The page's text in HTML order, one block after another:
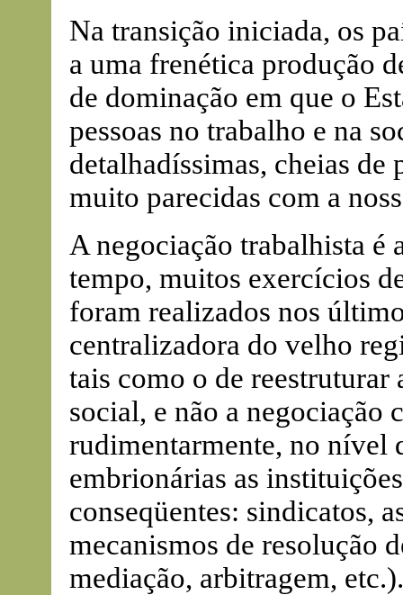
Na transição iniciada, os
a uma frenética produção
de dominação em que o
pessoas no trabalho e na
detalhadíssimas, cheias
muito parecidas com a
A negociação trabalhista é
tempo, muitos exercícios
foram realizados nos
centralizadora do velho
tais como o de
social, e não a negociação
rudimentarmente, no nível
embrionárias as
conseqüentes: sindicatos,
mecanismos de resolução
mediação, arbitragem, etc.).